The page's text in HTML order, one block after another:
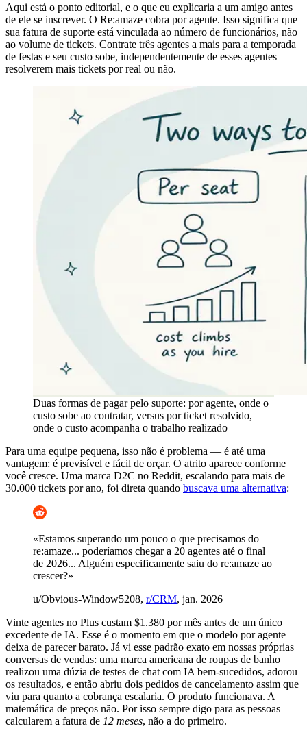
Aqui está o ponto editorial, e o que eu explicaria a um amigo antes
de ele se inscrever. O Re:amaze cobra por agente. Isso significa que
sua fatura de suporte está vinculada ao número de funcionários, não
ao volume de tickets. Contrate três agentes a mais para a temporada
de festas e seu custo sobe, independentemente de esses agentes
resolverem mais tickets por real ou não.
Duas formas de pagar pelo suporte: por agente, onde o
custo sobe ao contratar, versus por ticket resolvido,
onde o custo acompanha o trabalho realizado
Para uma equipe pequena, isso não é problema — é até uma
vantagem: é previsível e fácil de orçar. O atrito aparece conforme
você cresce. Uma marca D2C no Reddit, escalando para mais de
30.000 tickets por ano, foi direta quando buscava uma alternativa:
«Estamos superando um pouco o que precisamos do
re:amaze... poderíamos chegar a 20 agentes até o final
de 2026... Alguém especificamente saiu do re:amaze ao
crescer?»
u/Obvious-Window5208, r/CRM, jan. 2026
Vinte agentes no Plus custam $1.380 por mês antes de um único
excedente de IA. Esse é o momento em que o modelo por agente
deixa de parecer barato. Já vi esse padrão exato em nossas próprias
conversas de vendas: uma marca americana de roupas de banho
realizou uma dúzia de testes de chat com IA bem-sucedidos, adorou
os resultados, e então abriu dois pedidos de cancelamento assim que
viu para quanto a cobrança escalaria. O produto funcionava. A
matemática de preços não. Por isso sempre digo para as pessoas
calcularem a fatura de 12 meses, não a do primeiro.